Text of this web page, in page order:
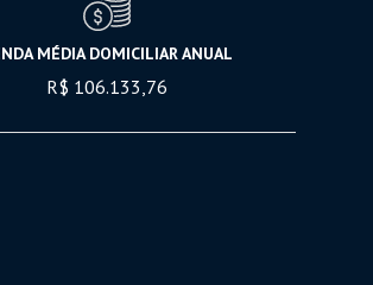
MÉDIA DOMICILIAR ANUAL
R$ 106.133,76